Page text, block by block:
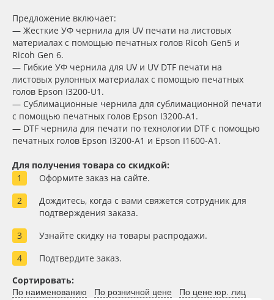
Инструкции
Компания
Контакты
Блог
Поставщикам
Избранное
8 800 550 7888
Москва
Мобильные конструкции и POS-материалы
Профильные системы
Сублимация и термотрансфер
Светотехника
Инженерные пластики
Упаковочные материалы
Оборудование и инструмент
Новинки ассортимента
Упаковка
Страна происхождения
Доступность
Предложение включает:
— Жесткие УФ чернила для UV печати на листовых
материалах с помощью печатных голов Ricoh Gen5 и
Ricoh Gen 6.
— Гибкие УФ чернила для UV и UV DTF печати на
листовых рулонных материалах с помощью печатных
голов Epson I3200-U1.
— Сублимационные чернила для сублимационной печати
с помощью печатных голов Epson I3200-A1.
— DTF чернила для печати по технологии DTF с помощью
печатных голов Epson I3200-A1 и Epson I1600-A1.
Для получения товара со скидкой:
Оформите заказ на сайте.
Дождитесь, когда с вами свяжется сотрудник для
подтверждения заказа.
Узнайте скидку на товары распродажи.
Подтвердите заказ.
Сортировать:
По наименованию По розничной цене По цене юр. лиц